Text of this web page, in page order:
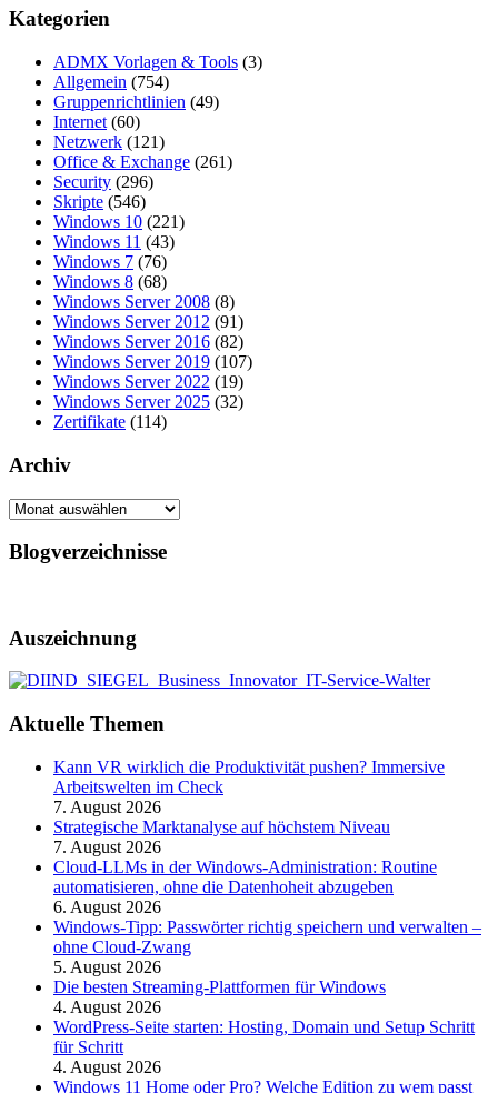
Kategorien
ADMX Vorlagen & Tools (3)
Allgemein (754)
Gruppenrichtlinien (49)
Internet (60)
Netzwerk (121)
Office & Exchange (261)
Security (296)
Skripte (546)
Windows 10 (221)
Windows 11 (43)
Windows 7 (76)
Windows 8 (68)
Windows Server 2008 (8)
Windows Server 2012 (91)
Windows Server 2016 (82)
Windows Server 2019 (107)
Windows Server 2022 (19)
Windows Server 2025 (32)
Zertifikate (114)
Archiv
Archiv
Blogverzeichnisse
Auszeichnung
Aktuelle Themen
Kann VR wirklich die Produktivität pushen? Immersive
Arbeitswelten im Check
7. August 2026
Strategische Marktanalyse auf höchstem Niveau
7. August 2026
Cloud-LLMs in der Windows-Administration: Routine
automatisieren, ohne die Datenhoheit abzugeben
6. August 2026
Windows-Tipp: Passwörter richtig speichern und verwalten –
ohne Cloud-Zwang
5. August 2026
Die besten Streaming-Plattformen für Windows
4. August 2026
WordPress-Seite starten: Hosting, Domain und Setup Schritt
für Schritt
4. August 2026
Windows 11 Home oder Pro? Welche Edition zu wem passt